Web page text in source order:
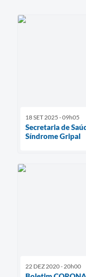
18 SET 2025 - 09h05
Secretaria de
Síndrome Gripal
22 DEZ 2020 - 20h00